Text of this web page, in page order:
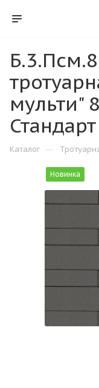
мульти"
Каталог —
Новинка